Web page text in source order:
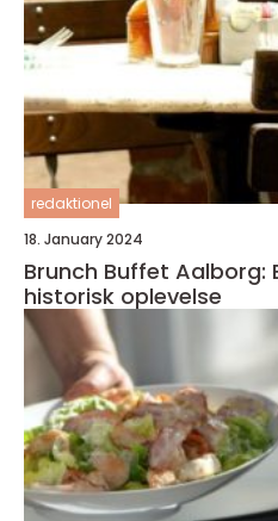
redaktionel
18. January 2024
Brunch Buffet Aalborg:
historisk oplevelse